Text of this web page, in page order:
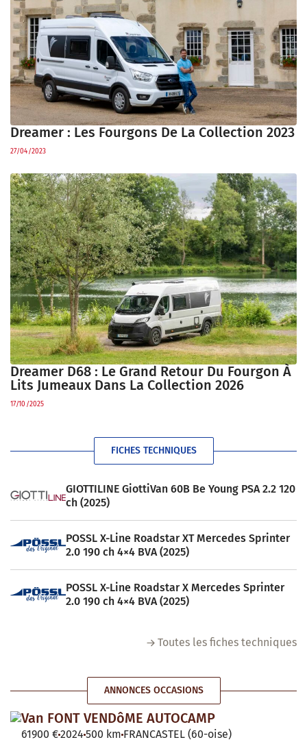
Dreamer : Les Fourgons De La Collection 2023
27/04/2023
Dreamer D68 : Le Grand Retour Du Fourgon À
Lits Jumeaux Dans La Collection 2026
17/10/2025
FICHES TECHNIQUES
GIOTTILINE GiottiVan 60B Be Young PSA 2.2 120
ch (2025)
POSSL X-Line Roadstar XT Mercedes Sprinter
2.0 190 ch 4×4 BVA (2025)
POSSL X-Line Roadstar X Mercedes Sprinter
2.0 190 ch 4×4 BVA (2025)
Toutes les fiches techniques
ANNONCES OCCASIONS
Van FONT VENDôME AUTOCAMP
61900 €2024 500 km FRANCASTEL (60-oise)